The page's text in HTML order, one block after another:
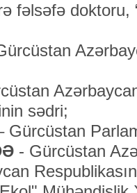
fəlsəfə doktoru,
sədri;
Gürcüstan
- Gürcüstan